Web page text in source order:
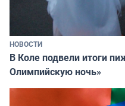
НОВОСТИ
В Коле подвели итоги
Олимпийскую ночь»